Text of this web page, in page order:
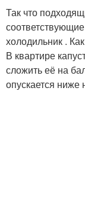
Так что
холодильник .
В квартире
сложить её на
опускается ниже